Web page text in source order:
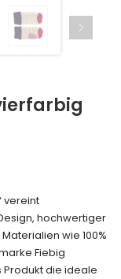
vereint
hochwertiger
wie 100%
Fiebig
Produkt die ideale